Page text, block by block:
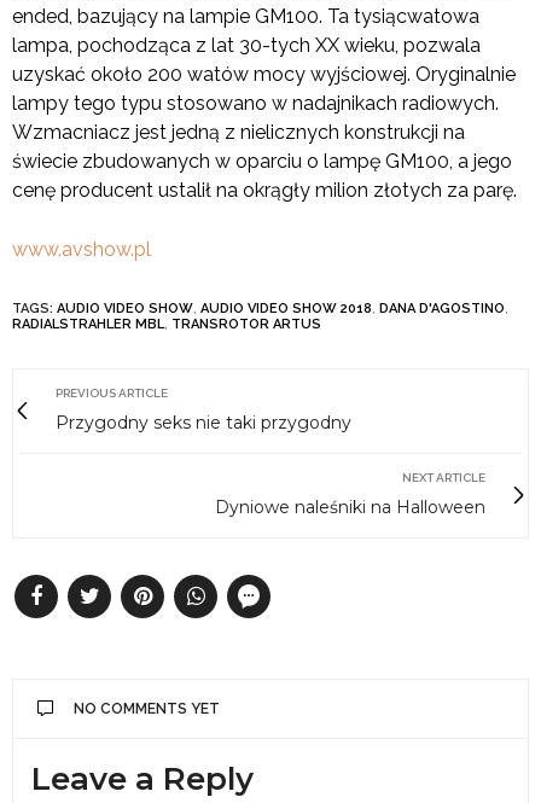
ended, bazujący na lampie GM100. Ta tysiącwatowa
lampa, pochodząca z lat 30-tych XX wieku, pozwala
uzyskać około 200 watów mocy wyjściowej. Oryginalnie
lampy tego typu stosowano w nadajnikach radiowych.
Wzmacniacz jest jedną z nielicznych konstrukcji na
świecie zbudowanych w oparciu o lampę GM100, a jego
cenę producent ustalił na okrągły milion złotych za parę.
www.avshow.pl
TAGS: AUDIO VIDEO SHOW AUDIO VIDEO SHOW 2018 DANA D'AGOSTINO
RADIALSTRAHLER MBL TRANSROTOR ARTUS
PREVIOUS ARTICLE
Przygodny seks nie taki przygodny
NEXT ARTICLE
Dyniowe naleśniki na Halloween
NO COMMENTS YET
Leave a Reply